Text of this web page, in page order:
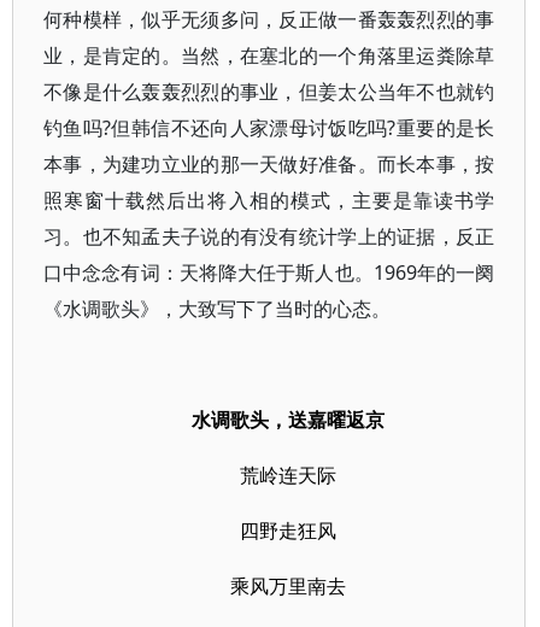
何种模样，似乎无须多问，反正做一番轰轰烈烈的事
业，是肯定的。当然，在塞北的一个角落里运粪除草
不像是什么轰轰烈烈的事业，但姜太公当年不也就钓
钓鱼吗?但韩信不还向人家漂母讨饭吃吗?重要的是长
本事，为建功立业的那一天做好准备。而长本事，按
照寒窗十载然后出将入相的模式，主要是靠读书学
习。也不知孟夫子说的有没有统计学上的证据，反正
口中念念有词：天将降大任于斯人也。1969年的一阕
《水调歌头》，大致写下了当时的心态。
水调歌头，送嘉曜返京
荒岭连天际
四野走狂风
乘风万里南去